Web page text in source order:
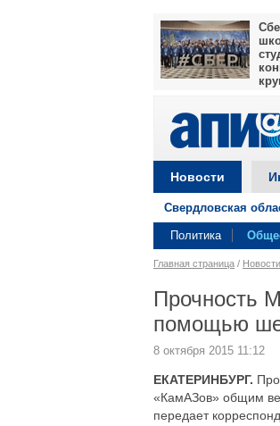
Новости
Свердловская
Политика
Главная страница / Новости
Прочность
помощью
8 октября 2015 11:12
ЕКАТЕРИНБУРГ.
«КамАЗов» общим
передает